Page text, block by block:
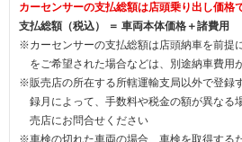
カーセンサーの支払総額は店頭乗り出し価格
支払総額（税込） ＝ 車両本体価格＋諸費用
※カーセンサーの支払総額は店頭納車を前提
をご希望された場合などは、別途納車費用
※販売店の所在する所轄運輸支局以外で登録
録月によって、手数料や税金の額が異なる
売店にお問合せください
※車検の切れた車両の場合、車検を取得する